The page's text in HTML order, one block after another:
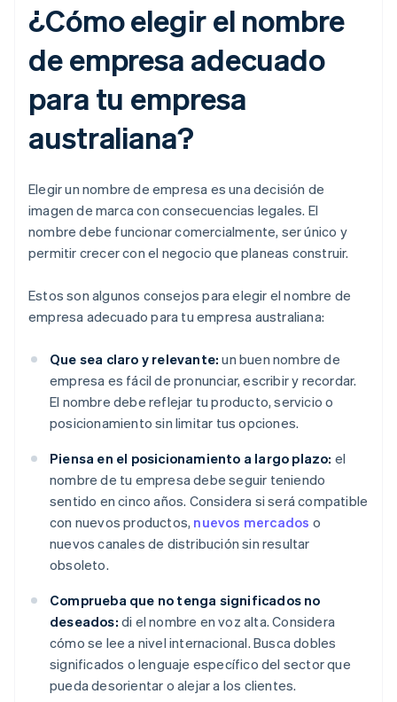
¿Cómo elegir el nombre
de empresa adecuado
para tu empresa
australiana?
Elegir un nombre de empresa es una decisión de
imagen de marca con consecuencias legales. El
nombre debe funcionar comercialmente, ser único y
permitir crecer con el negocio que planeas construir.
Estos son algunos consejos para elegir el nombre de
empresa adecuado para tu empresa australiana:
Que sea claro y relevante: un buen nombre de
empresa es fácil de pronunciar, escribir y recordar.
El nombre debe reflejar tu producto, servicio o
posicionamiento sin limitar tus opciones.
Piensa en el posicionamiento a largo plazo: el
nombre de tu empresa debe seguir teniendo
sentido en cinco años. Considera si será compatible
con nuevos productos, nuevos mercados o
nuevos canales de distribución sin resultar
obsoleto.
Comprueba que no tenga significados no
deseados: di el nombre en voz alta. Considera
cómo se lee a nivel internacional. Busca dobles
significados o lenguaje específico del sector que
pueda desorientar o alejar a los clientes.